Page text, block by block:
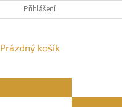
KDE NÁS NAJDETE
Přihlášení
NÁKUPNÍ
Prázdný košík